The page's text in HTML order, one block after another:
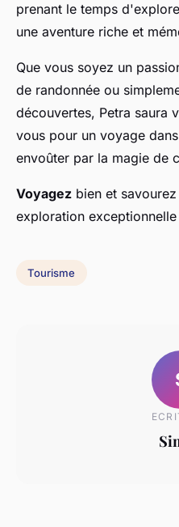
prenant le temps
une aventure riche et
Que vous soyez un
de randonnée ou
découvertes, Petra saura
vous pour un voyage
envoûter par la magie de
Voyagez bien et
exploration exceptionnelle
Tourisme